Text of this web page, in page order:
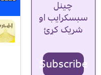
چینل
سبسکرایب او
شریک کړئ
Subscribe